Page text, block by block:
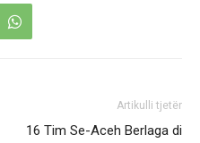
Artikulli tjetër
16 Tim Se-Aceh Berlaga di